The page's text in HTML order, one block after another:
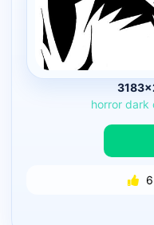
horror dark